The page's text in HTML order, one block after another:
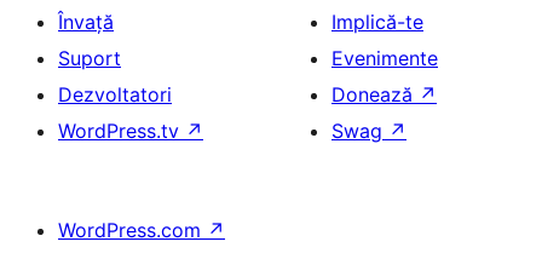
Învață
Suport
Dezvoltatori
WordPress.tv ↗
Implică-te
Evenimente
Donează ↗
Swag ↗
WordPress.com ↗